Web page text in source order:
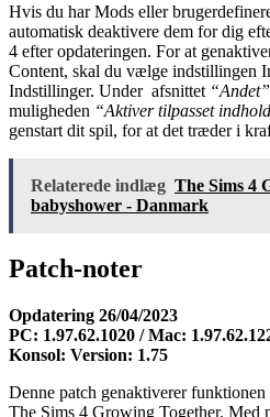
Hvis du har Mods eller
automatisk deaktivere dem for dig
4 efter opdateringen. For at
Content, skal du vælge indstillingen
Indstillinger. Under afsnittet “Andet”
muligheden “Aktiver tilpasset
genstart dit spil, for at det træder i
Relaterede indlæg The Sims 4
babyshower - Danmark
Patch-noter
Opdatering 26/04/2023
PC: 1.97.62.1020 / Mac:
Konsol: Version: 1.75
Denne patch genaktiverer
The Sims 4 Growing Together. Med